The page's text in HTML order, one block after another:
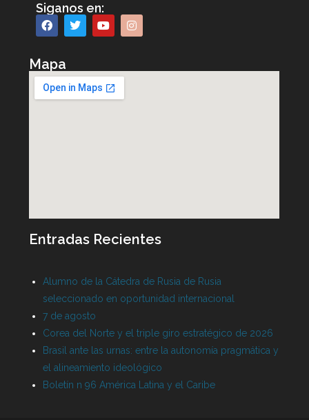
Siganos en:
Mapa
Entradas Recientes
Alumno de la Cátedra de Rusia de Rusia
seleccionado en oportunidad internacional
7 de agosto
Corea del Norte y el triple giro estratégico de 2026
Brasil ante las urnas: entre la autonomía pragmática y
el alineamiento ideológico
Boletín n 96 América Latina y el Caribe